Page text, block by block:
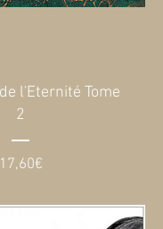
l'Eternité Tome
2
17,60€Prix